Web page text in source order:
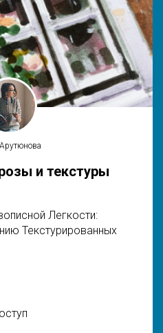
и текстуры
Легкости:
Текстурированных